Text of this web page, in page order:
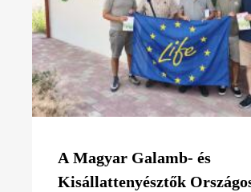
A Magyar Galamb- és
Kisállattenyésztők